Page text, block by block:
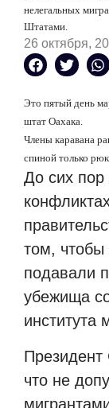
нелегальных
Штатами.
26 октября,
Это пятый день
штат Оахака.
Члены каравана
спиной только
До сих пор
том, чтобы
подавали
убежища
института
что не